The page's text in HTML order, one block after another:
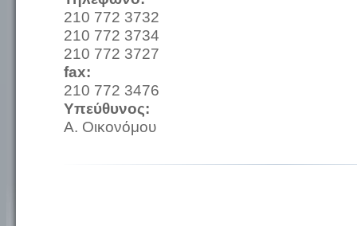
210 772 3732
210 772 3734
210 772 3727
fax:
210 772 3476
Υπεύθυνος:
Α. Οικονόμου